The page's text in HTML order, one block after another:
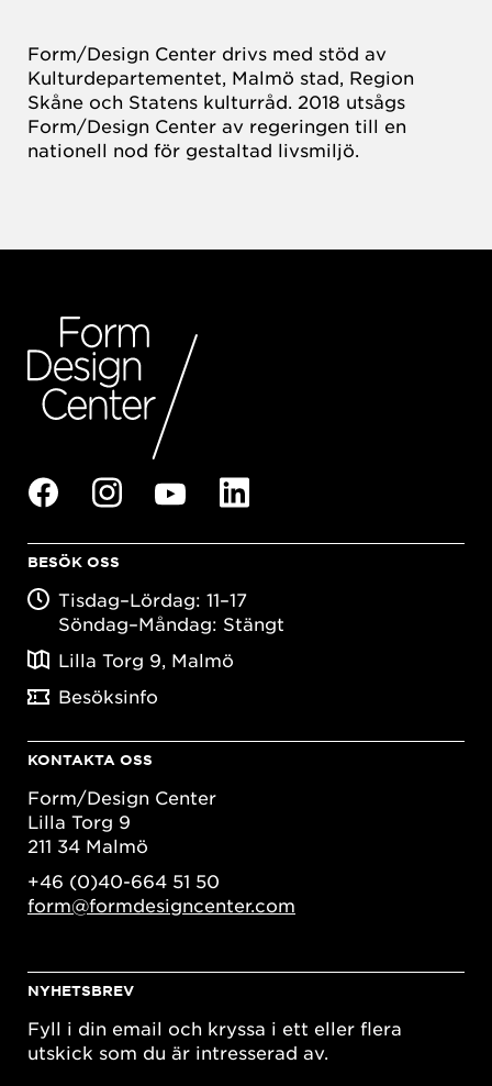
Form/Design Center drivs med stöd av
Kulturdepartementet, Malmö stad, Region
Skåne och Statens kulturråd. 2018 utsågs
Form/Design Center av regeringen till en
nationell nod för gestaltad livsmiljö.
BESÖK OSS
Tisdag–Lördag: 11–17
Söndag–Måndag: Stängt
Lilla Torg 9, Malmö
Besöksinfo
KONTAKTA OSS
Form/Design Center
Lilla Torg 9
211 34 Malmö
+46 (0)40-664 51 50
form@formdesigncenter.com
NYHETSBREV
Fyll i din email och kryssa i ett eller flera
utskick som du är intresserad av.